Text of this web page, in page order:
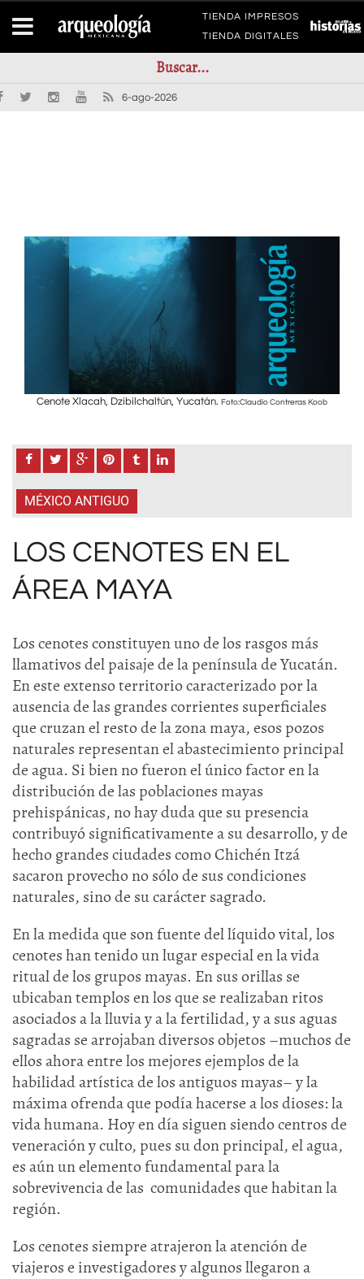
TIENDA IMPRESOS
TIENDA DIGITALES
6-ago-2026
Cenote Xlacah, Dzibilchaltún, Yucatán. Foto:Claudio Contreras Koob
MÉXICO ANTIGUO
LOS CENOTES EN EL
ÁREA MAYA
Los cenotes constituyen uno de los rasgos más
llamativos del paisaje de la península de Yucatán.
En este extenso territorio caracterizado por la
ausencia de las grandes corrientes superficiales
que cruzan el resto de la zona maya, esos pozos
naturales representan el abastecimiento principal
de agua. Si bien no fueron el único factor en la
distribución de las poblaciones mayas
prehispánicas, no hay duda que su presencia
contribuyó significativamente a su desarrollo, y de
hecho grandes ciudades como Chichén Itzá
sacaron provecho no sólo de sus condiciones
naturales, sino de su carácter sagrado.
En la medida que son fuente del líquido vital, los
cenotes han tenido un lugar especial en la vida
ritual de los grupos mayas. En sus orillas se
ubicaban templos en los que se realizaban ritos
asociados a la lluvia y a la fertilidad, y a sus aguas
sagradas se arrojaban diversos objetos –muchos de
ellos ahora entre los mejores ejemplos de la
habilidad artística de los antiguos mayas– y la
máxima ofrenda que podía hacerse a los dioses: la
vida humana. Hoy en día siguen siendo centros de
veneración y culto, pues su don principal, el agua,
es aún un elemento fundamental para la
sobrevivencia de las comunidades que habitan la
región.
Los cenotes siempre atrajeron la atención de
viajeros e investigadores y algunos llegaron a